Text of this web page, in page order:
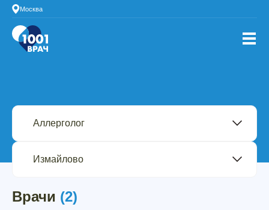
Москва
Врачи (2)